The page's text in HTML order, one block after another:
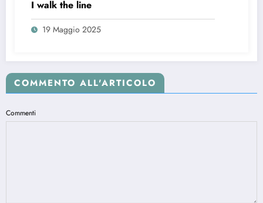
I walk the line
19 Maggio 2025
COMMENTO ALL'ARTICOLO
Commenti